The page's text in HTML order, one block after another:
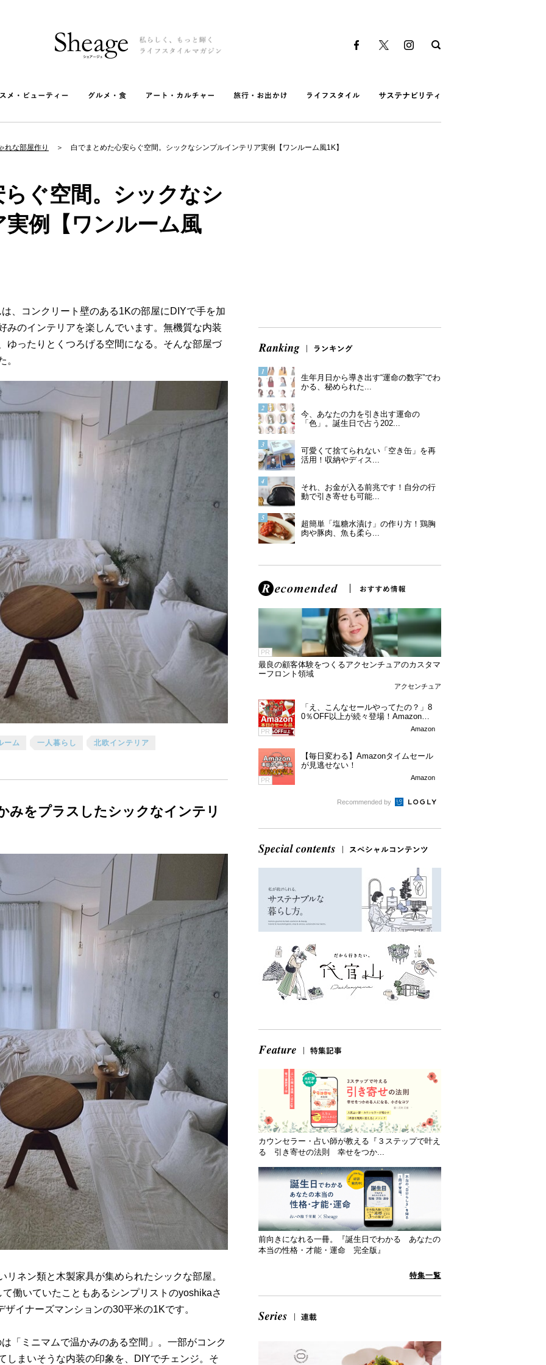
れな部屋作り 白でまとめた心安らぐ空間。シックなシンプルインテリア実例【ワンルーム風1K】
ぐ空間。シックなシ
例【ワンルーム風
、コンクリート壁のある1Kの部屋にDIYで手を加
みのインテリアを楽しんでいます。無機質な内装
ゆったりとくつろげる空間になる。そんな部屋づ
。
ーム 一人暮らし 北欧インテリア
みをプラスしたシックなインテリ
ネン類と木製家具が集められたシックな部屋。
働いていたこともあるシンプリストのyoshikaさ
イナーズマンションの30平米の1Kです。
「ミニマムで温かみのある空間」。一部がコンク
しまいそうな内装の印象を、DIYでチェンジ。そ
生年月日から導き出す“運命の数字”でわ
かる、秘められた...
今、あなたの力を引き出す運命の
「色」。誕生日で占う202...
可愛くて捨てられない「空き缶」を再
活用！収納やディス...
それ、お金が入る前兆です！自分の行
動で引き寄せも可能...
超簡単「塩糖水漬け」の作り方！鶏胸
肉や豚肉、魚も柔ら...
PR
最良の顧客体験をつくるアクセンチュアのカスタマ
ーフロント領域
アクセンチュア
PR
「え、こんなセールやってたの？」8
0％OFF以上が続々登場！Amazonの
Amazon
PR
【毎日変わる】Amazonタイムセール
が見逃せない！
Amazon
Recommended by
カウンセラー・占い師が教える『３ステップで叶え
る 引き寄せの法則 幸せをつか...
前向きになれる一冊。『誕生日でわかる あなたの
本当の性格・才能・運命 完全版』
特集一覧